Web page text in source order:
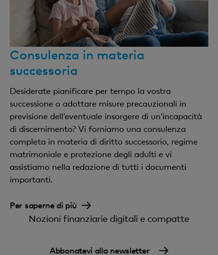
Consulenza in materia
successoria
Desiderate pianificare per tempo la vostra
successione o adottare misure precauzionali in
previsione dell’eventuale insorgere di un’incapacità
di discernimento? Vi forniamo una consulenza
completa in materia di diritto successorio, regime
matrimoniale e protezione degli adulti e vi
assistiamo nella redazione di tutti i documenti
importanti.
Per saperne di più
Nozioni finanziarie digitali e compatte
Abbonatevi alla newsletter